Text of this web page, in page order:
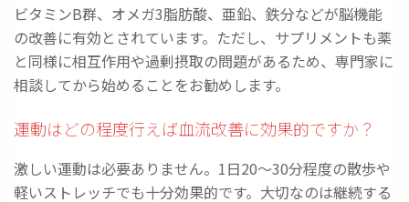
ビタミンB群、オメガ3脂肪酸、亜鉛、鉄分などが脳機能
の改善に有効とされています。ただし、サプリメントも薬
と同様に相互作用や過剰摂取の問題があるため、専門家に
相談してから始めることをお勧めします。
運動はどの程度行えば血流改善に効果的ですか？
激しい運動は必要ありません。1日20～30分程度の散歩や
軽いストレッチでも十分効果的です。大切なのは継続する